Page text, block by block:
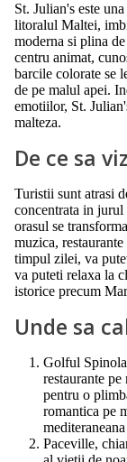
St. Julian's este
litoralul Maltei,
moderna si plina
centru animat,
barcile colorate se
de pe malul apei.
emotiilor, St.
malteza.
De ce sa
Turistii sunt atrasi
concentrata in
orasul se
muzica,
timpul zilei, va
va puteti relaxa la
istorice precum
Unde sa
Golful
restaurante
pentru o
romantica pe
Paceville,